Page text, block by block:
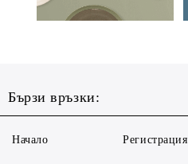
Бързи връзки:
Начало Регистрация